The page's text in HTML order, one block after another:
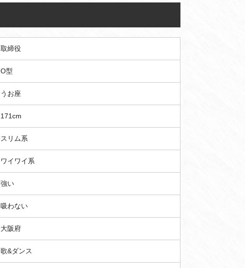
取締役
O型
うお座
171cm
スリム系
ワイワイ系
強い
吸わない
大阪府
歌&ダンス